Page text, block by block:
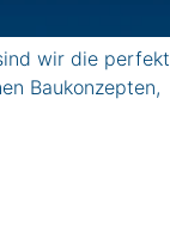
wir die
Baukonzepten,